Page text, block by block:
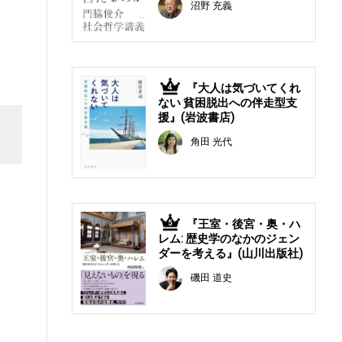
沼野 充義
4
『大人は気づいてくれ
ない 貧困脱出への伴走型支
援』(岩波書店)
角田 光代
5
『王室・後宮・奥・ハ
レム: 歴史学のなかのジェン
ダーを考える』(山川出版社)
磯田 道史